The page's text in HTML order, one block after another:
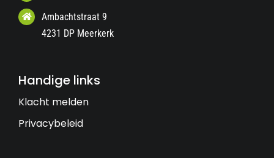
Ambachtstraat 9
4231 DP Meerkerk
Handige links
Klacht melden
Privacybeleid